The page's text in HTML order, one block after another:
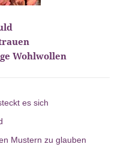
Wohlwollen
es sich
Mustern zu glauben